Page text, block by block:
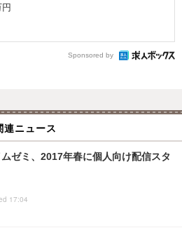
Sponsored by
連ニュース
ゼミ、2017年春に個人向け配信スタ
17:04